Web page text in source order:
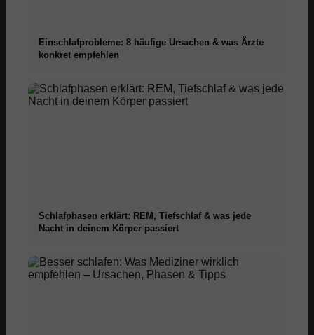
Einschlafprobleme: 8 häufige Ursachen & was Ärzte
konkret empfehlen
Schlafphasen erklärt: REM, Tiefschlaf & was jede
Nacht in deinem Körper passiert